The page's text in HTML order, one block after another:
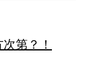
第？！